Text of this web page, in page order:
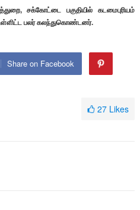
சக்கோட்டை பகுதியில் கடமைபுரியம்
பலர் கலந்துகொண்டனர்.
Share on Facebook
27 Likes